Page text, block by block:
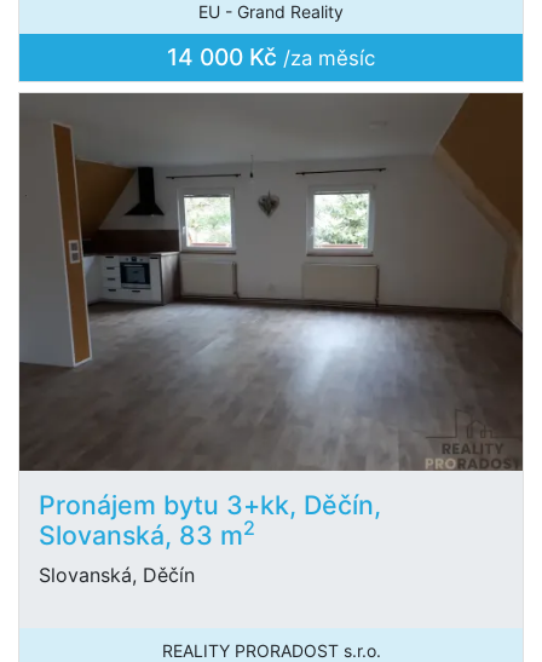
EU - Grand Reality
14 000 Kč /za měsíc
Pronájem bytu 3+kk, Děčín,
Slovanská, 83 m2
Slovanská, Děčín
REALITY PRORADOST s.r.o.